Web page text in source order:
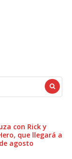
con Rick y
que llegará a
agosto